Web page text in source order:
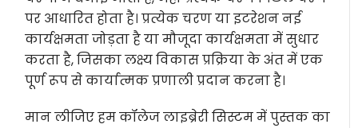
पर आधारित होता है। प्रत्येक चरण या इटरेशन नई
कार्यक्षमता जोड़ता है या मौजूदा कार्यक्षमता में सुधार
करता है, जिसका लक्ष्य विकास प्रक्रिया के अंत में एक
पूर्ण रूप से कार्यात्मक प्रणाली प्रदान करना है।
मान लीजिए हम कॉलेज लाइब्रेरी सिस्टम में पुस्तक का